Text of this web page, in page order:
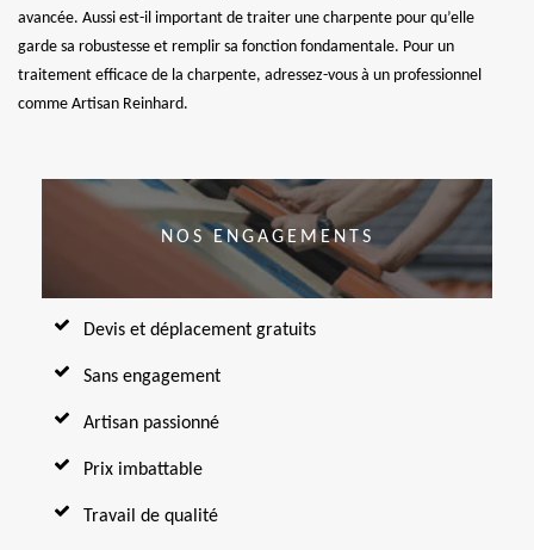
avancée. Aussi est-il important de traiter une charpente pour qu’elle
garde sa robustesse et remplir sa fonction fondamentale. Pour un
traitement efficace de la charpente, adressez-vous à un professionnel
comme Artisan Reinhard.
NOS ENGAGEMENTS
Devis et déplacement gratuits
Sans engagement
Artisan passionné
Prix imbattable
Travail de qualité